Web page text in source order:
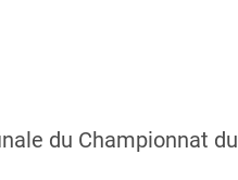
du Championnat du